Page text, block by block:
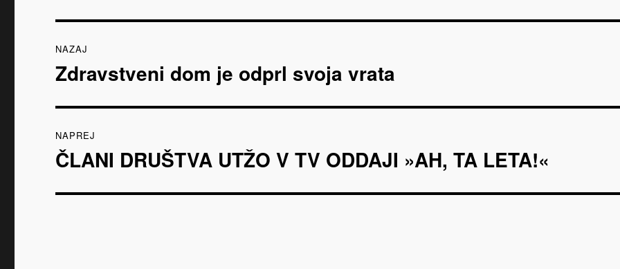
prispevka
NAZAJ
Prejšnji
Zdravstveni dom je odprl svoja vrata
NAPREJ
Naslednji
ČLANI DRUŠTVA UTŽO V TV ODDAJI »AH, TA LETA!«